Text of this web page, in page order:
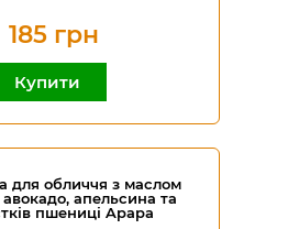
185 грн
Купити
для обличчя з маслом
апельсина та
пшениці Apapa